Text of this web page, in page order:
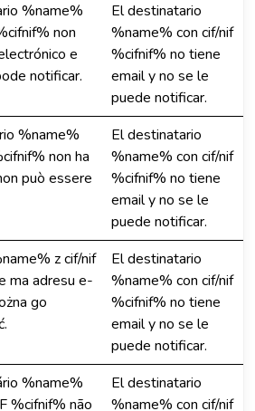
%name%
non
e
notificar.
El destinatario
%name% con cif/nif
%cifnif% no tiene
email y no se le
puede notificar.
%name%
non ha
può essere
El destinatario
%name% con cif/nif
%cifnif% no tiene
email y no se le
puede notificar.
z cif/nif
ma adresu e-
go
El destinatario
%name% con cif/nif
%cifnif% no tiene
email y no se le
puede notificar.
%name%
%cifnif% não
El destinatario
%name% con cif/nif